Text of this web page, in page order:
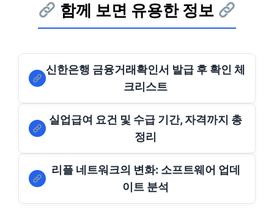
함께 보면 유용한 정보
신한은행 금융거래확인서 발급 후 확인 체
크리스트
실업급여 요건 및 수급 기간, 자격까지 총
정리
리플 네트워크의 변화: 소프트웨어 업데
이트 분석